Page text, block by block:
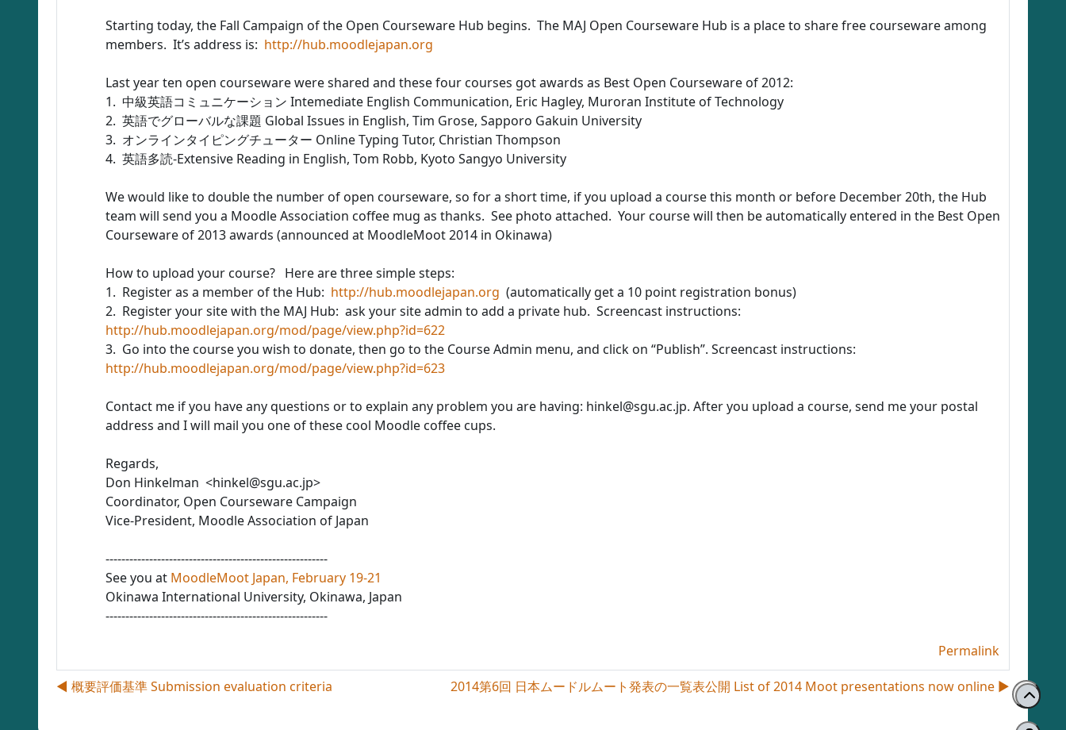
Starting today, the Fall Campaign of the Open Courseware Hub begins. The MAJ Open Courseware Hub is a place to share free courseware among
members. It’s address is: http://hub.moodlejapan.org
Last year ten open courseware were shared and these four courses got awards as Best Open Courseware of 2012:
1. 中級英語コミュニケーション Intemediate English Communication, Eric Hagley, Muroran Institute of Technology
2. 英語でグローバルな課題 Global Issues in English, Tim Grose, Sapporo Gakuin University
3. オンラインタイピングチューター Online Typing Tutor, Christian Thompson
4. 英語多読-Extensive Reading in English, Tom Robb, Kyoto Sangyo University
We would like to double the number of open courseware, so for a short time, if you upload a course this month or before December 20th, the Hub
team will send you a Moodle Association coffee mug as thanks. See photo attached. Your course will then be automatically entered in the Best Open
Courseware of 2013 awards (announced at MoodleMoot 2014 in Okinawa)
How to upload your course? Here are three simple steps:
1. Register as a member of the Hub: http://hub.moodlejapan.org (automatically get a 10 point registration bonus)
2. Register your site with the MAJ Hub: ask your site admin to add a private hub. Screencast instructions:
http://hub.moodlejapan.org/mod/page/view.php?id=622
3. Go into the course you wish to donate, then go to the Course Admin menu, and click on “Publish”. Screencast instructions:
http://hub.moodlejapan.org/mod/page/view.php?id=623
Contact me if you have any questions or to explain any problem you are having: hinkel@sgu.ac.jp. After you upload a course, send me your postal
address and I will mail you one of these cool Moodle coffee cups.
Regards,
Don Hinkelman <hinkel@sgu.ac.jp>
Coordinator, Open Courseware Campaign
Vice-President, Moodle Association of Japan
--------------------------------------------------------
See you at MoodleMoot Japan, February 19-21
Okinawa International University, Okinawa, Japan
--------------------------------------------------------
Permalink
◀︎ 概要評価基準 Submission evaluation criteria 2014第6回 日本ムードルムート発表の一覧表公開 List of 2014 Moot presentations now online ▶︎